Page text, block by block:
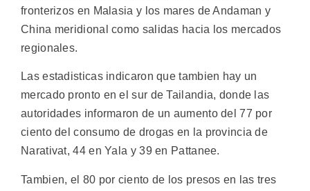
fronterizos en Malasia y los mares de Andaman y
China meridional como salidas hacia los mercados
regionales.
Las estadisticas indicaron que tambien hay un
mercado pronto en el sur de Tailandia, donde las
autoridades informaron de un aumento del 77 por
ciento del consumo de drogas en la provincia de
Narativat, 44 en Yala y 39 en Pattanee.
Tambien, el 80 por ciento de los presos en las tres